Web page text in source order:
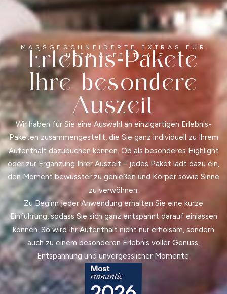
MASSGESCHNEIDERTE EXTRAS FÜR
IHREN AUFENTHALT
Erlebnis-Pakete
Ihre besondere
Auszeit
Wir haben für Sie eine Auswahl an einzigartigen Erlebnis-
Paketen zusammengestellt, die Sie ganz individuell zu Ihrem
Aufenthalt dazubuchen können. Ob als besonderes Highlight
oder zur Ergänzung Ihrer Auszeit – jedes Paket lädt dazu ein,
den Moment bewusster zu genießen und Körper sowie Sinne
zu verwöhnen.
Zu Beginn jeder Anwendung erhalten Sie eine kurze
Einführung, sodass Sie sich ganz entspannt darauf einlassen
können. So wird Ihr Aufenthalt nicht nur erholsam, sondern
auch zu einem besonderen Erlebnis voller Genuss,
Entspannung und unvergesslicher Momente.